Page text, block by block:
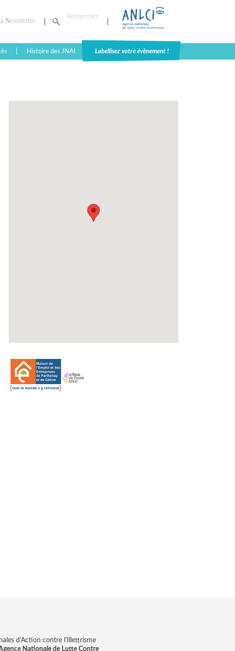
Newsletter
Histoire des JNAI Labellisez votre évènement !
d’Action contre l’Illettrisme
Nationale de Lutte Contre